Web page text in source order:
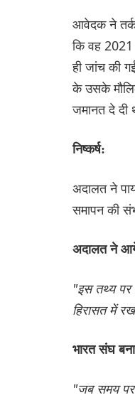
आवेदक ने तर्क
कि वह
ही जांच की
के उसके
जमानत दे दी
निष्कर्ष:
अदालत ने
समापन की
अदालत ने आगे
"इस तथ्य पर
हिरासत में
भारत संघ
"जब समय पर